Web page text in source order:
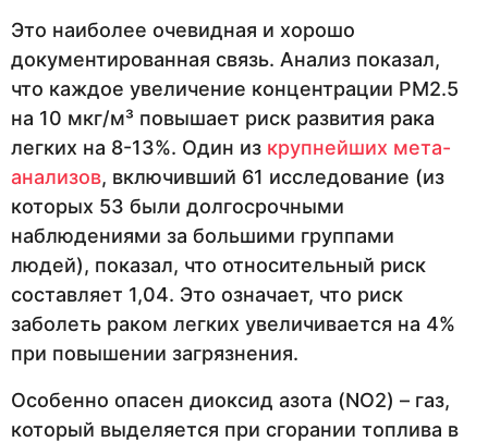
Это наиболее очевидная и хорошо
документированная связь. Анализ показал,
что каждое увеличение концентрации PM2.5
на 10 мкг/м³ повышает риск развития рака
легких на 8-13%. Один из крупнейших мета-
анализов, включивший 61 исследование (из
которых 53 были долгосрочными
наблюдениями за большими группами
людей), показал, что относительный риск
составляет 1,04. Это означает, что риск
заболеть раком легких увеличивается на 4%
при повышении загрязнения.
Особенно опасен диоксид азота (NO2) – газ,
который выделяется при сгорании топлива в